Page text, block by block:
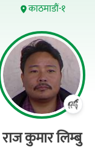
काठमाडौं-१
राज कुमार लिम्‍बु